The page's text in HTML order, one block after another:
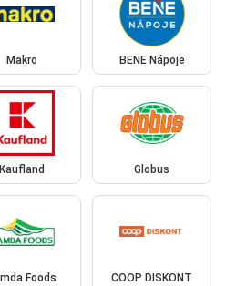
Makro BENE Nápoje
Kaufland Globus
Foods COOP DISKONT